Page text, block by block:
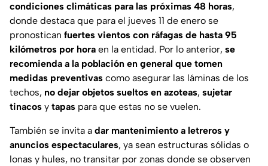
condiciones climáticas para las próximas 48 horas,
donde destaca que para el jueves 11 de enero se
pronostican fuertes vientos con ráfagas de hasta 95
kilómetros por hora en la entidad. Por lo anterior, se
recomienda a la población en general que tomen
medidas preventivas como asegurar las láminas de los
techos, no dejar objetos sueltos en azoteas, sujetar
tinacos y tapas para que estas no se vuelen.
También se invita a dar mantenimiento a letreros y
anuncios espectaculares, ya sean estructuras sólidas o
lonas y hules, no transitar por zonas donde se observen